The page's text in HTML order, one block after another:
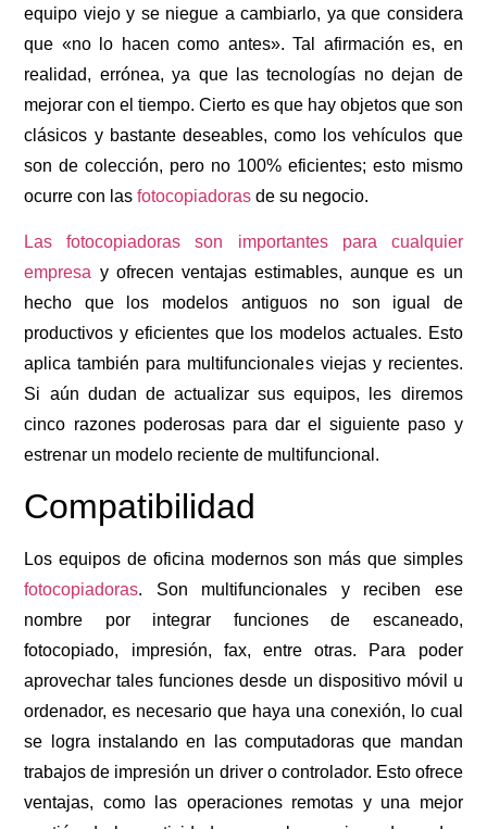
equipo viejo y se niegue a cambiarlo, ya que considera
que «no lo hacen como antes». Tal afirmación es, en
realidad, errónea, ya que las tecnologías no dejan de
mejorar con el tiempo. Cierto es que hay objetos que son
clásicos y bastante deseables, como los vehículos que
son de colección, pero no 100% eficientes; esto mismo
ocurre con lasfotocopiadoras de su negocio.
Las fotocopiadoras son importantes para cualquier
empresa y ofrecen ventajas estimables, aunque es un
hecho que los modelos antiguos no son igual de
productivos y eficientes que los modelos actuales. Esto
aplica también para multifuncionales viejas y recientes.
Si aún dudan de actualizar sus equipos, les diremos
cinco razones poderosas para dar el siguiente paso y
estrenar un modelo reciente de multifuncional.
Compatibilidad
Los equipos de oficina modernos son más que simples
fotocopiadoras. Son multifuncionales y reciben ese
nombre por integrar funciones de escaneado,
fotocopiado, impresión, fax, entre otras. Para poder
aprovechar tales funciones desde un dispositivo móvil u
ordenador, es necesario que haya una conexión, lo cual
se logra instalando en las computadoras que mandan
trabajos de impresión un driver o controlador. Esto ofrece
ventajas, como las operaciones remotas y una mejor